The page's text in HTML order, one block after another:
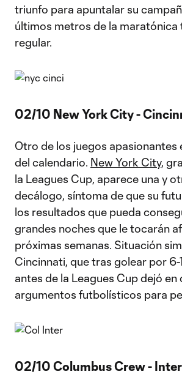
triunfo para apuntalar su
últimos metros de la maratónica
regular.
02/10 New York City -
Otro de los juegos apasionantes
del calendario. New York City,
la Leagues Cup, aparece una y
decálogo, síntoma de que su
los resultados que pueda
grandes noches que le tocarán
próximas semanas. Situación
Cincinnati, que tras golear por 6-
antes de la Leagues Cup dejó
argumentos futbolísticos para
02/10 Columbus Crew -